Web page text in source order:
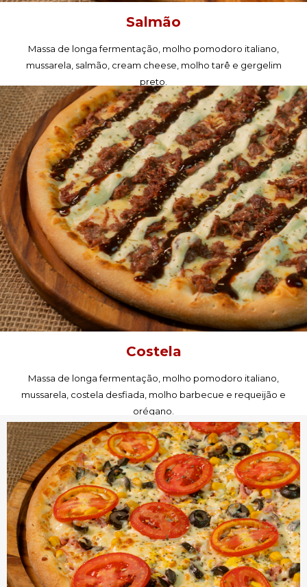
Salmão
Massa de longa fermentação, molho pomodoro italiano,
mussarela, salmão, cream cheese, molho tarê e gergelim
preto.
PEÇA AGORA!
Costela
Massa de longa fermentação, molho pomodoro italiano,
mussarela, costela desfiada, molho barbecue e requeijão e
orégano.
PEÇA AGORA!